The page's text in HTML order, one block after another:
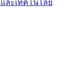
ละเทคโนโลยี